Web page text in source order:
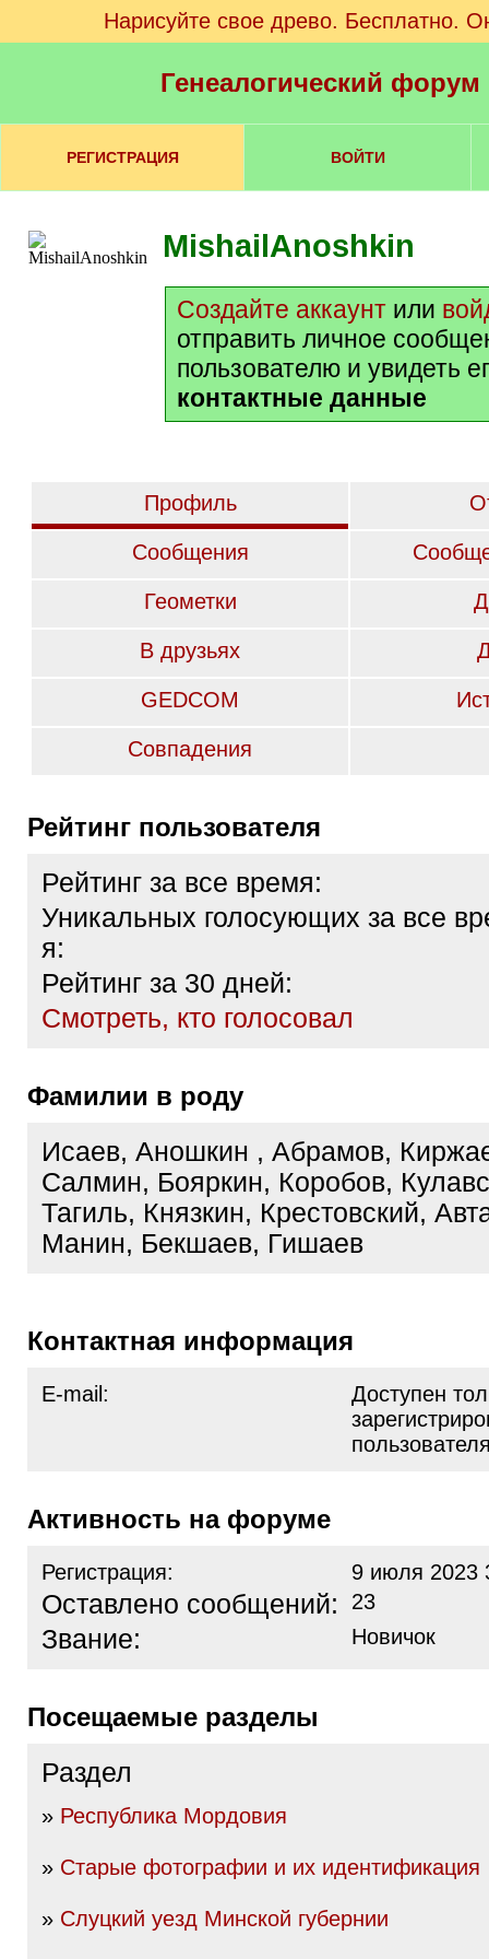
Нарисуйте свое древо. Бесплатно.
Генеалогический
РЕГИСТРАЦИЯ ВОЙТИ
MishailAnoshkin
Создайте аккаунт или
отправить личное
пользователю и увидеть
контактные данные
Профиль
Сообщения
Геометки
В друзьях
GEDCOM
Совпадения
Рейтинг пользователя
Рейтинг за все время:
Уникальных голосующих за все
я:
Рейтинг за 30 дней:
Cмотреть, кто голосовал
Фамилии в роду
Исаев, Аношкин , Абрамов,
Салмин, Бояркин, Коробов,
Тагиль, Князкин, Крестовский,
Манин, Бекшаев, Гишаев
Контактная информация
E-mail:
Доступен
Активность на форуме
Регистрация: 9 июля 2023
Оставлено сообщений: 23
Звание: Новичок
Посещаемые разделы
Раздел
» Республика Мордовия
» Старые фотографии и их идентификация
» Слуцкий уезд Минской губернии